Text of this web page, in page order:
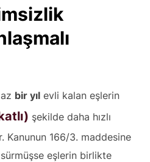
bir yılevli kalan eşlerin
şekilde daha hızlı
Kanunun 166/3. maddesine
eşlerin birlikte